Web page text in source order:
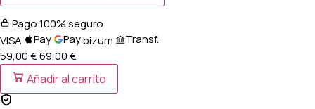
Pago 100% seguro
VISA
Pay Paybizum
Transf.
59,00 €69,00€
Añadir al carrito